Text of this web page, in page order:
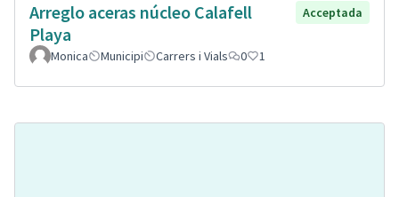
Arreglo aceras núcleo Calafell
Playa
Acceptada
Monica Municipi Carrers i Vials 0 1